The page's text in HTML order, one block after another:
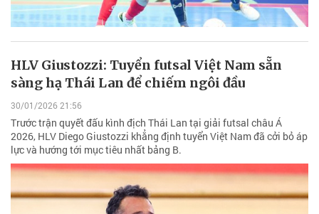
HLV Giustozzi: Tuyển futsal Việt Nam sẵn
sàng hạ Thái Lan để chiếm ngôi đầu
30/01/2026 21:56
Trước trận quyết đấu kình địch Thái Lan tại giải futsal châu Á
2026, HLV Diego Giustozzi khẳng định tuyển Việt Nam đã cởi bỏ áp
lực và hướng tới mục tiêu nhất bảng B.